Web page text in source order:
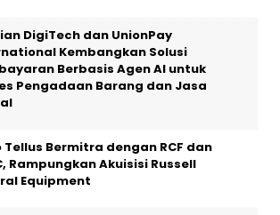
DigiTech dan UnionPay
Kembangkan Solusi
Berbasis Agen AI untuk
Pengadaan Barang dan Jasa
Tellus Bermitra dengan RCF dan
Rampungkan Akuisisi Russell
Equipment